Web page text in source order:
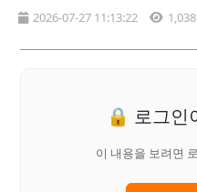
2026-07-27 11:13:22 1,038
🔒 로그인
이 내용을 보려면